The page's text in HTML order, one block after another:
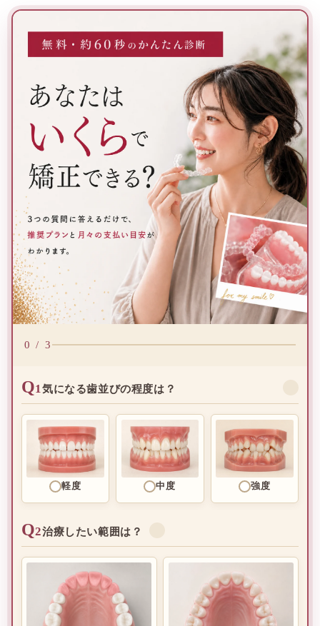
0 / 3
Q1気になる歯並びの程度は？
軽度 中度 強度
Q2治療したい範囲は？